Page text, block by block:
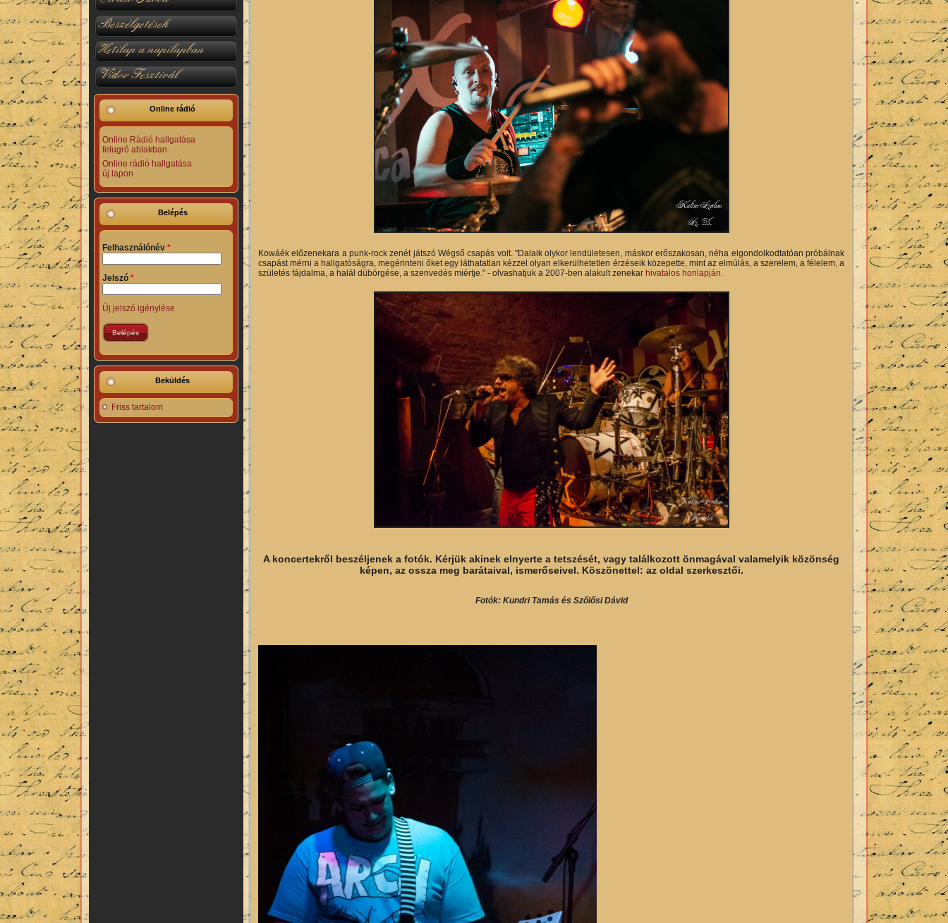
Beszélgetések
Hetilap a napilapban
Vidor Fesztivál
Online rádió
Online Rádió hallgatása
felugró ablakban
Online rádió hallgatása
új lapon
Belépés
Felhasználónév *
Jelszó *
Új jelszó igénylése
Beküldés
Friss tartalom
Kowáék előzenekara a punk-rock zenét játszó Wégső csapás volt. "Dalaik olykor lendületesen, máskor erőszakosan, néha elgondolkodtatóan próbálnak
csapást mérni a hallgatóságra, megérinteni őket egy láthatatlan kézzel olyan elkerülhetetlen érzéseik közepette, mint az elmúlás, a szerelem, a félelem, a
születés fájdalma, a halál dübörgése, a szenvedés miértje." - olvashatjuk a 2007-ben alakult zenekar hivatalos honlapján.
A koncertekről beszéljenek a fotók. Kérjük akinek elnyerte a tetszését, vagy találkozott önmagával valamelyik közönség
képen, az ossza meg barátaival, ismerőseivel. Köszönettel: az oldal szerkesztői.
Fotók: Kundri Tamás és Szőlősi Dávid